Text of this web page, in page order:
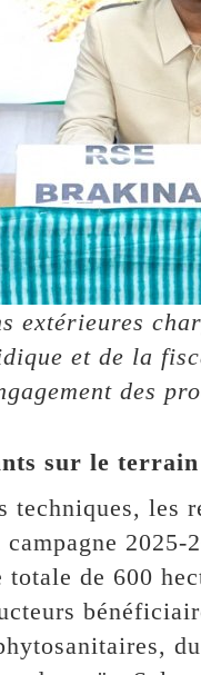
extérieures
et de la
des
sur le terrain
techniques, les
de 600